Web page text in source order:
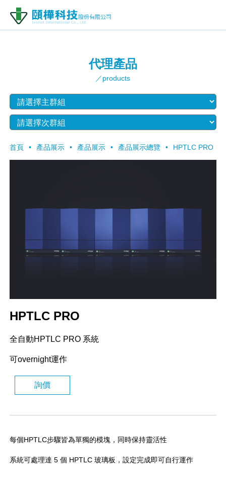
代理產品
／products
首頁 產品展示 產品展示 產品展示總覽 HPTLC PRO
HPTLC PRO
全自動HPTLC PRO 系統
可overnight運作
詢價
每個HPTLC步驟皆為單獨的模塊，同時保持靈活性
系統可處理達 5 個 HPTLC 玻璃板，設定完成即可自行運作